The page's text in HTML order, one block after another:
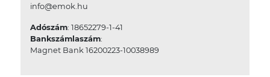
info@emok.hu
Adószám: 18652279-1-41
Bankszámlaszám:
Magnet Bank 16200223-10038989